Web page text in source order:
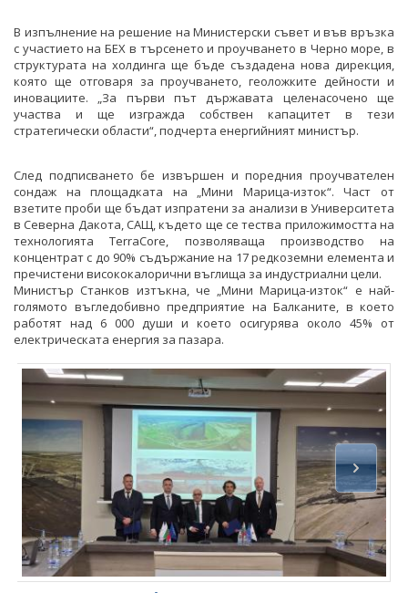
В изпълнение на решение на Министерски съвет и във връзка
с участието на БЕХ в търсенето и проучването в Черно море, в
структурата на холдинга ще бъде създадена нова дирекция,
която ще отговаря за проучването, геоложките дейности и
иновациите. „За първи път държавата целенасочено ще
участва и ще изгражда собствен капацитет в тези
стратегически области“, подчерта енергийният министър.
След подписването бе извършен и поредния проучвателен
сондаж на площадката на „Мини Марица-изток“. Част от
взетите проби ще бъдат изпратени за анализи в Университета
в Северна Дакота, САЩ, където ще се тества приложимостта на
технологията TerraCore, позволяваща производство на
концентрат с до 90% съдържание на 17 редкоземни елемента и
пречистени висококалорични въглища за индустриални цели.
Министър Станков изтъкна, че „Мини Марица-изток“ е най-
голямото въгледобивно предприятие на Балканите, в което
работят над 6 000 души и което осигурява около 45% от
електрическата енергия за пазара.